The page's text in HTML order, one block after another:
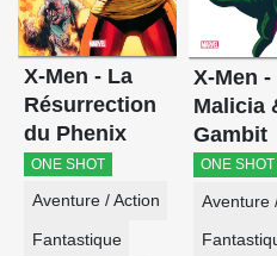
X-Men - La
Résurrection
du Phenix
ONE SHOT
Aventure / Action
Fantastique
X-Men -
Malicia
Gambit
ONE SHOT
Aventure